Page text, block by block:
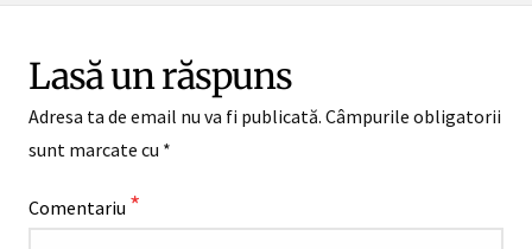
Lasă un răspuns
Adresa ta de email nu va fi publicată. Câmpurile obligatorii
sunt marcate cu *
Comentariu *